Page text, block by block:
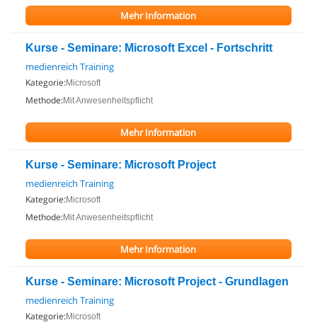
Mehr Information
Kurse - Seminare: Microsoft Excel - Fortschritt
medienreich Training
Kategorie:Microsoft
Methode:Mit Anwesenheitspflicht
Mehr Information
Kurse - Seminare: Microsoft Project
medienreich Training
Kategorie:Microsoft
Methode:Mit Anwesenheitspflicht
Mehr Information
Kurse - Seminare: Microsoft Project - Grundlagen
medienreich Training
Kategorie:Microsoft